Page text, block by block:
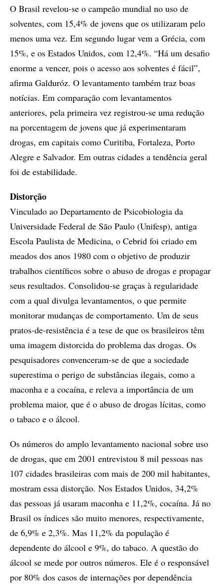
O Brasil revelou-se o campeão mundial no uso de
solventes, com 15,4% de jovens que os utilizaram pelo
menos uma vez. Em segundo lugar vem a Grécia, com
15%, e os Estados Unidos, com 12,4%. “Há um desafio
enorme a vencer, pois o acesso aos solventes é fácil”,
afirma Galduróz. O levantamento também traz boas
notícias. Em comparação com levantamentos
anteriores, pela primeira vez registrou-se uma redução
na porcentagem de jovens que já experimentaram
drogas, em capitais como Curitiba, Fortaleza, Porto
Alegre e Salvador. Em outras cidades a tendência geral
foi de estabilidade.
Distorção
Vinculado ao Departamento de Psicobiologia da
Universidade Federal de São Paulo (Unifesp), antiga
Escola Paulista de Medicina, o Cebrid foi criado em
meados dos anos 1980 com o objetivo de produzir
trabalhos científicos sobre o abuso de drogas e propagar
seus resultados. Consolidou-se graças à regularidade
com a qual divulga levantamentos, o que permite
monitorar mudanças de comportamento. Um de seus
pratos-de-resistência é a tese de que os brasileiros têm
uma imagem distorcida do problema das drogas. Os
pesquisadores convenceram-se de que a sociedade
superestima o perigo de substâncias ilegais, como a
maconha e a cocaína, e releva a importância de um
problema maior, que é o abuso de drogas lícitas, como
o tabaco e o álcool.
Os números do amplo levantamento nacional sobre uso
de drogas, que em 2001 entrevistou 8 mil pessoas nas
107 cidades brasileiras com mais de 200 mil habitantes,
mostram essa distorção. Nos Estados Unidos, 34,2%
das pessoas já usaram maconha e 11,2%, cocaína. Já no
Brasil os índices são muito menores, respectivamente,
de 6,9% e 2,3%. Mas 11,2% da população é
dependente do álcool e 9%, do tabaco. A questão do
álcool se mede por outros números. Ele é o responsável
por 80% dos casos de internações por dependência